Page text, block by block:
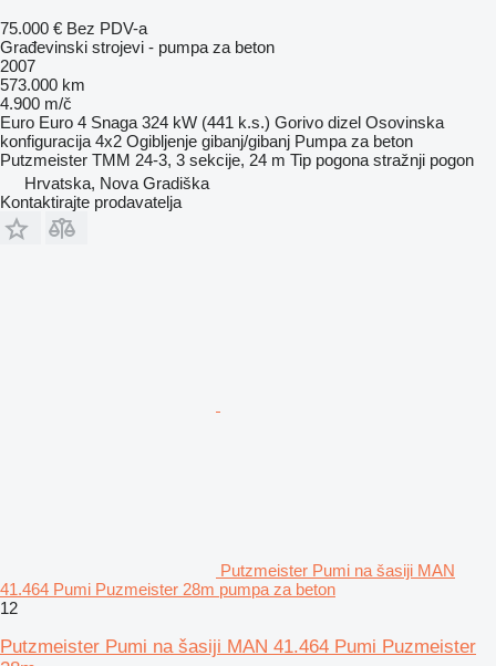
75.000 € Bez PDV-a
Građevinski strojevi - pumpa za beton
2007
573.000 km
4.900 m/č
Euro Euro 4 Snaga 324 kW (441 k.s.) Gorivo dizel Osovinska
konfiguracija 4x2 Ogibljenje gibanj/gibanj Pumpa za beton
Putzmeister TMM 24-3, 3 sekcije, 24 m Tip pogona stražnji pogon
Hrvatska, Nova Gradiška
Kontaktirajte prodavatelja
Putzmeister Pumi na šasiji MAN
41.464 Pumi Puzmeister 28m pumpa za beton
12
Putzmeister Pumi na šasiji MAN 41.464 Pumi Puzmeister